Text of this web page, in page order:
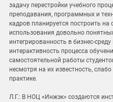
задачу перестройки учебного
преподавания, программных и
кадров планируется построить
использования довольно
интегрированность в бизнес-
интерактивность процесса
самостоятельной работы
несмотря на их известность,
практике.
Л.Г.: В НОЦ «Инжэк» создаются